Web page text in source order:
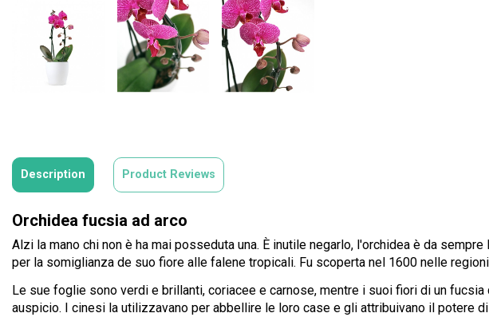
Description Product Reviews
Orchidea fucsia ad arco
Alzi la mano chi non è ha mai posseduta una. È inutile negarlo, l'orchidea è da
per la somiglianza de suo fiore alle falene tropicali. Fu scoperta nel 1600 nelle
Le sue foglie sono verdi e brillanti, coriacee e carnose, mentre i suoi fiori di un
auspicio. I cinesi la utilizzavano per abbellire le loro case e gli attribuivano il potere